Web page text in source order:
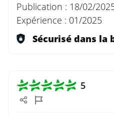
Publication : 18/02/
Expérience : 01/2025
Sécurisé dans la
5